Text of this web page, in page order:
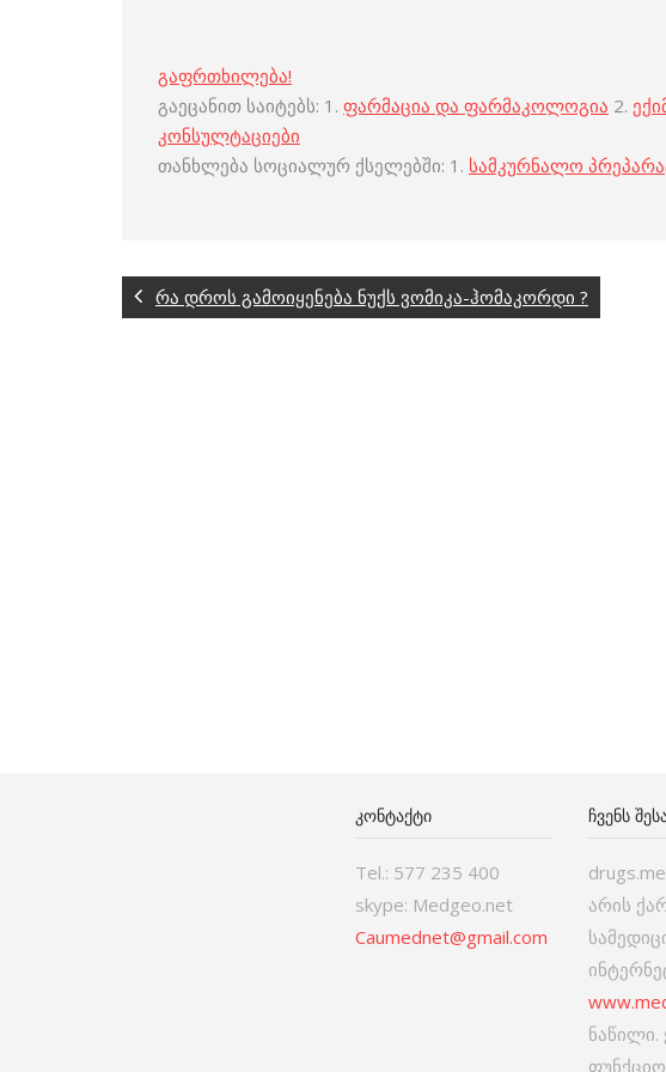
გაფრთხილება!
გაეცანით საიტებს: 1. ფარმაცია და ფარმაკოლოგია 2.
კონსულტაციები
თანხლება სოციალურ ქსელებში: 1. სამკურნალო
რა დროს გამოიყენება ნუქს ვომიკა-ჰომაკორდი ?
ᲙᲝᲜᲢᲐᲥᲢᲘ
Tel.: 577 235 400
skype: Medgeo.net
Caumednet@gmail.com
ᲩᲕᲔᲜᲡ
არის
ნაწილი.